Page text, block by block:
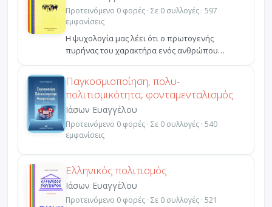
Προτεινόμενο 0 φορές · Σε 0 συλλογές · 597
εμφανίσεις
Η ψυχολογία μας λέει ότι ο πρωτογενής
πυρήνας του χαρακτήρα ενός ανθρώπου
διαμορφώνεται γύρω στο πέμ...
Παγκοσμιοποίηση, πολυ-
πολιτισμικότητα, φονταμενταλισμός
Ιάσων Ευαγγέλου
Προτεινόμενο 0 φορές · Σε 0 συλλογές · 540
εμφανίσεις
Ελληνικός πολιτισμός
Ιάσων Ευαγγέλου
Προτεινόμενο 0 φορές · Σε 0 συλλογές · 521